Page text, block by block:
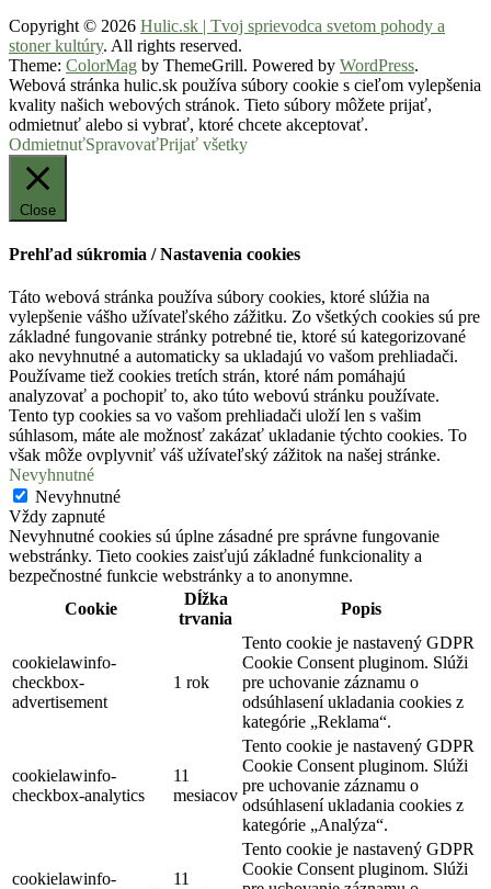
Copyright © 2026 Hulic.sk | Tvoj sprievodca svetom pohody a
stoner kultúry. All rights reserved.
Theme: ColorMag by ThemeGrill. Powered by WordPress.
Webová stránka hulic.sk používa súbory cookie s cieľom vylepšenia
kvality našich webových stránok. Tieto súbory môžete prijať,
odmietnuť alebo si vybrať, ktoré chcete akceptovať.
OdmietnuťSpravovaťPrijať všetky
Close
Prehľad súkromia / Nastavenia cookies
Táto webová stránka používa súbory cookies, ktoré slúžia na
vylepšenie vášho užívateľského zážitku. Zo všetkých cookies sú pre
základné fungovanie stránky potrebné tie, ktoré sú kategorizované
ako nevyhnutné a automaticky sa ukladajú vo vašom prehliadači.
Používame tiež cookies tretích strán, ktoré nám pomáhajú
analyzovať a pochopiť to, ako túto webovú stránku používate.
Tento typ cookies sa vo vašom prehliadači uloží len s vašim
súhlasom, máte ale možnosť zakázať ukladanie týchto cookies. To
však môže ovplyvniť váš užívateľský zážitok na našej stránke.
Nevyhnutné
Nevyhnutné
Vždy zapnuté
Nevyhnutné cookies sú úplne zásadné pre správne fungovanie
webstránky. Tieto cookies zaisťujú základné funkcionality a
bezpečnostné funkcie webstránky a to anonymne.
Cookie
Dĺžka
trvania
Popis
cookielawinfo-
checkbox-
advertisement
1 rok
Tento cookie je nastavený GDPR
Cookie Consent pluginom. Slúži
pre uchovanie záznamu o
odsúhlasení ukladania cookies z
kategórie „Reklama“.
cookielawinfo-
checkbox-analytics
11
mesiacov
Tento cookie je nastavený GDPR
Cookie Consent pluginom. Slúži
pre uchovanie záznamu o
odsúhlasení ukladania cookies z
kategórie „Analýza“.
cookielawinfo-
11
Tento cookie je nastavený GDPR
Cookie Consent pluginom. Slúži